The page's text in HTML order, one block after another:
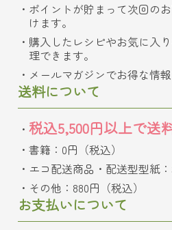
ポイントが貯まって次回の
けます。
購入したレシピやお気に入
理できます。
メールマガジンでお得な情
送料について
税込5,500円以上で送
書籍：0円（税込）
エコ配送商品・配送型型紙：
その他：880円（税込）
お支払いについて